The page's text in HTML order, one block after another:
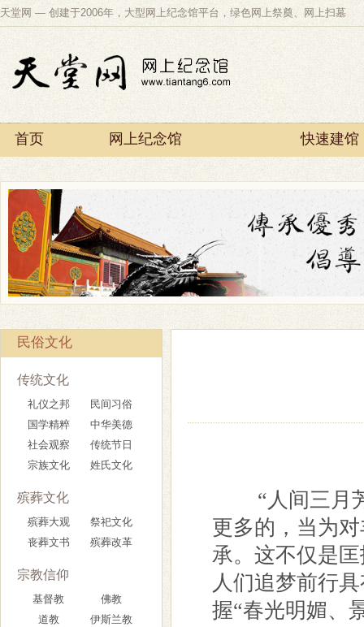
天堂网 — 创建于2006年，大型网上纪念馆平台，绿色网上祭奠、网上扫墓
首页 网上纪念馆 快速建馆
民俗文化
传统文化
礼仪之邦
民间习俗
国学精粹
中华美德
社会观察
传统节日
宗族文化
姓氏文化
殡葬文化
殡葬大观
祭祀文化
丧葬文书
殡葬改革
宗教信仰
基督教
佛教
道教
伊斯兰教
“人间三月芳
更多的，当为
承。这不仅是
人们追梦前行
握“春光明媚、